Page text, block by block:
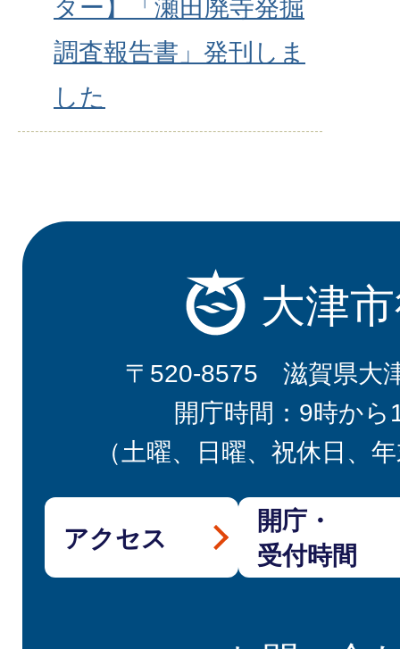
ター】「瀬田廃寺発掘
調査報告書」発刊しま
した
大津
〒520-8575 滋賀県大
開庁時間：9時から
（土曜、日曜、祝休日、
アクセス
開庁・
受付時間